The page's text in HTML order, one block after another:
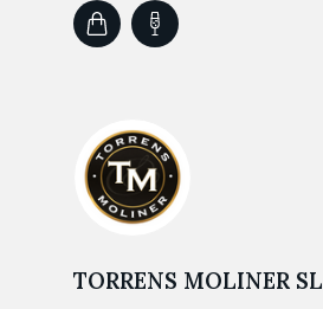
TORRENS MOLINER SL